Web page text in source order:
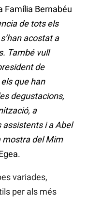
Família Bernabéu
de tots els
acostat a
També vull
de
que han
degustacions,
a
assistents i a Abel
mostra del Mim
variades,
per als més